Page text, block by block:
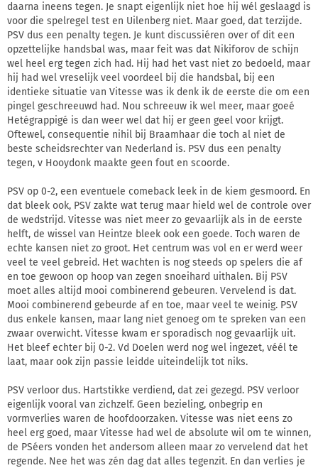
daarna ineens tegen. Je snapt eigenlijk niet hoe hij wél geslaagd is
voor die spelregel test en Uilenberg niet. Maar goed, dat terzijde.
PSV dus een penalty tegen. Je kunt discussiéren over of dit een
opzettelijke handsbal was, maar feit was dat Nikiforov de schijn
wel heel erg tegen zich had. Hij had het vast niet zo bedoeld, maar
hij had wel vreselijk veel voordeel bij die handsbal, bij een
identieke situatie van Vitesse was ik denk ik de eerste die om een
pingel geschreeuwd had. Nou schreeuw ik wel meer, maar goeé
Hetégrappigé is dan weer wel dat hij er geen geel voor krijgt.
Oftewel, consequentie nihil bij Braamhaar die toch al niet de
beste scheidsrechter van Nederland is. PSV dus een penalty
tegen, v Hooydonk maakte geen fout en scoorde.
PSV op 0-2, een eventuele comeback leek in de kiem gesmoord. En
dat bleek ook, PSV zakte wat terug maar hield wel de controle over
de wedstrijd. Vitesse was niet meer zo gevaarlijk als in de eerste
helft, de wissel van Heintze bleek ook een goede. Toch waren de
echte kansen niet zo groot. Het centrum was vol en er werd weer
veel te veel gebreid. Het wachten is nog steeds op spelers die af
en toe gewoon op hoop van zegen snoeihard uithalen. Bij PSV
moet alles altijd mooi combinerend gebeuren. Vervelend is dat.
Mooi combinerend gebeurde af en toe, maar veel te weinig. PSV
dus enkele kansen, maar lang niet genoeg om te spreken van een
zwaar overwicht. Vitesse kwam er sporadisch nog gevaarlijk uit.
Het bleef echter bij 0-2. Vd Doelen werd nog wel ingezet, véél te
laat, maar ook zijn passie leidde uiteindelijk tot niks.
PSV verloor dus. Hartstikke verdiend, dat zei gezegd. PSV verloor
eigenlijk vooral van zichzelf. Geen bezieling, onbegrip en
vormverlies waren de hoofdoorzaken. Vitesse was niet eens zo
heel erg goed, maar Vitesse had wel de absolute wil om te winnen,
de PSéers vonden het andersom alleen maar zo vervelend dat het
regende. Nee het was zén dag dat alles tegenzit. En dan verlies je